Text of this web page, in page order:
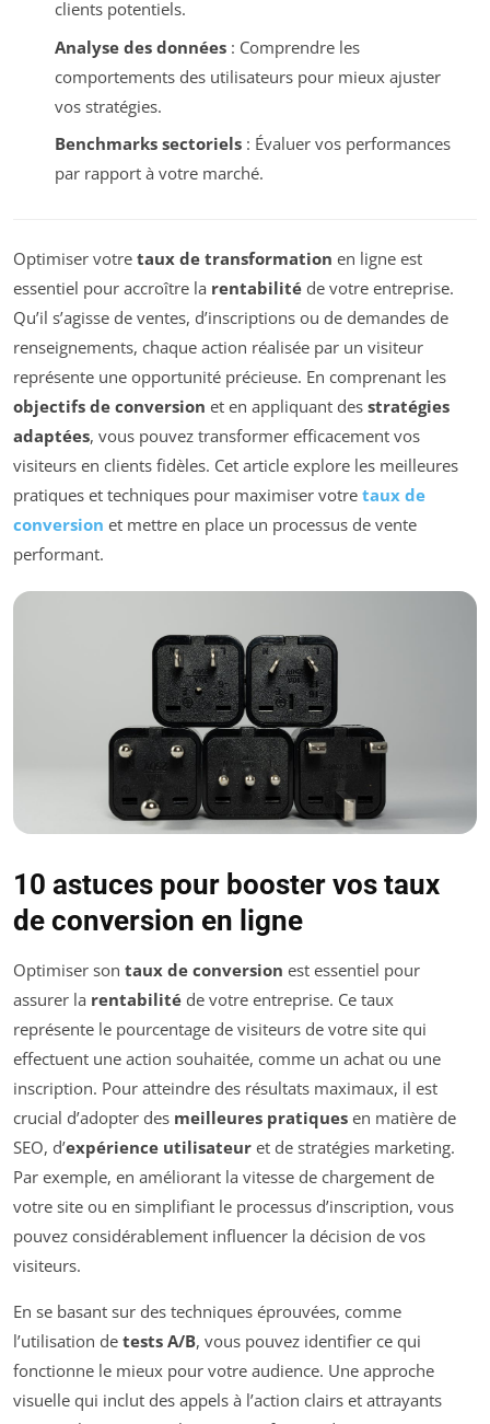
clients potentiels.
Analyse des données: Comprendre les
comportements des utilisateurs pour mieux ajuster
vos stratégies.
Benchmarks sectoriels: Évaluer vos performances
par rapport à votre marché.
Optimiser votre taux de transformation en ligne est
essentiel pour accroître la rentabilité de votre entreprise.
Qu’il s’agisse de ventes, d’inscriptions ou de demandes de
renseignements, chaque action réalisée par un visiteur
représente une opportunité précieuse. En comprenant les
objectifs de conversion et en appliquant des stratégies
adaptées, vous pouvez transformer efficacement vos
visiteurs en clients fidèles. Cet article explore les meilleures
pratiques et techniques pour maximiser votre taux de
conversion et mettre en place un processus de vente
performant.
10 astuces pour booster vos taux
de conversion en ligne
Optimiser son taux de conversion est essentiel pour
assurer la rentabilité de votre entreprise. Ce taux
représente le pourcentage de visiteurs de votre site qui
effectuent une action souhaitée, comme un achat ou une
inscription. Pour atteindre des résultats maximaux, il est
crucial d’adopter des meilleures pratiques en matière de
SEO, d’expérience utilisateur et de stratégies marketing.
Par exemple, en améliorant la vitesse de chargement de
votre site ou en simplifiant le processus d’inscription, vous
pouvez considérablement influencer la décision de vos
visiteurs.
En se basant sur des techniques éprouvées, comme
l’utilisation de tests A/B, vous pouvez identifier ce qui
fonctionne le mieux pour votre audience. Une approche
visuelle qui inclut des appels à l’action clairs et attrayants